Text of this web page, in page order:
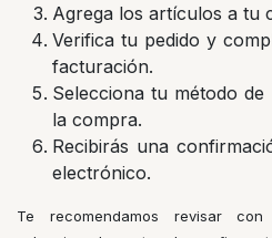
Agrega los artículos a tu
Verifica tu pedido y
facturación.
Selecciona tu método
la compra.
Recibirás una
electrónico.
Te recomendamos revisar